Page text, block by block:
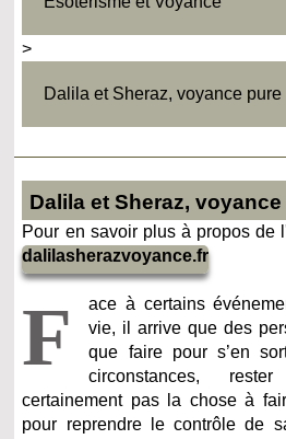
>
Dalila et Sheraz, voyance pure
Dalila et Sheraz,
Pour en savoir plus à propos de
dalilasherazvoyance.fr
F
ace à certains
vie, il arrive que des
que faire pour s’en
circonstances,
certainement pas la chose à
pour reprendre le contrôle de